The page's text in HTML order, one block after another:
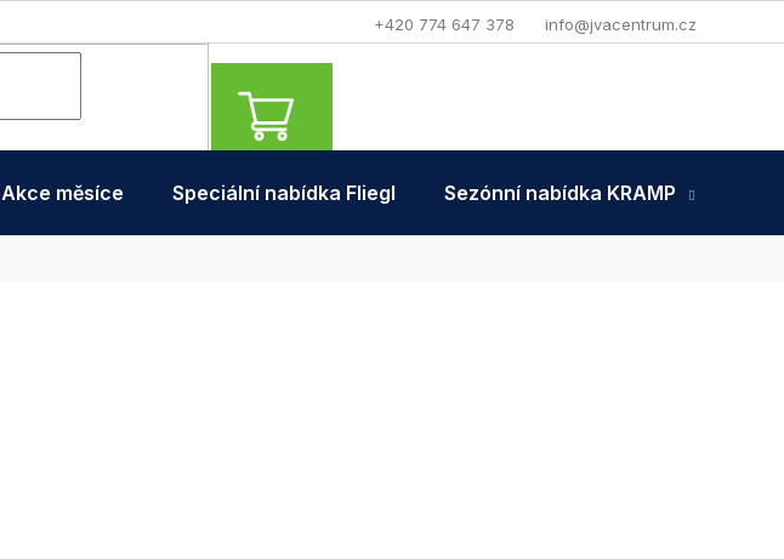
+420 774 647 378 info@jvacentrum.cz
NÁKUPNÍ
KOŠÍK
Akce měsíce Speciální nabídka Fliegl Sezónní nabídka KRAMP